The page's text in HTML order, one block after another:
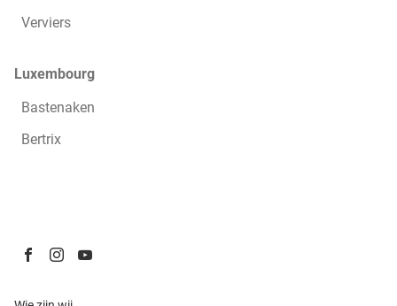
Verviers
Luxembourg
Bastenaken
Bertrix
Ga
pagina
Ga
pagina
Ga